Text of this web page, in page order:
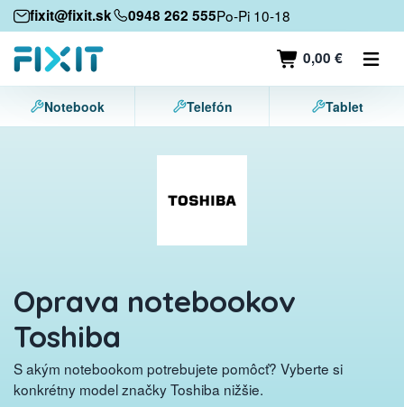
fixit@fixit.sk 0948 262 555Po-Pi 10-18
0,00 €
Mobilné zariadenia
Mobilné telefóny
Tablety
Kontakt
Notebook Telefón Tablet
Oprava notebookov
Toshiba
S akým notebookom potrebujete pomôcť? Vyberte si
konkrétny model značky Toshiba nižšie.